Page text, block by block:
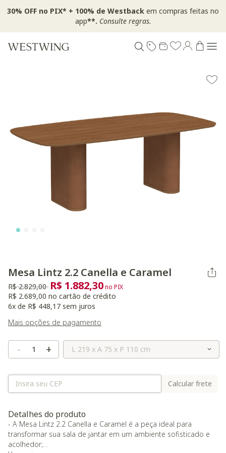
30% OFF no PIX* + 100% de Westback em compras feitas no
app**. Consulte regras.
Mesa Lintz 2.2 Canella e Caramel
Preço reduzido de
R$ 2.829,00 para
R$ 1.882,30no PIX
R$ 2.689,00 no cartão de crédito
6x de R$ 448,17 sem juros
Mais opções de pagamento
- + Selecione o Tamanho
Calcular frete
Detalhes do produto
- A Mesa Lintz 2.2 Canella e Caramel é a peça ideal para
transformar sua sala de jantar em um ambiente sofisticado e
acolhedor;